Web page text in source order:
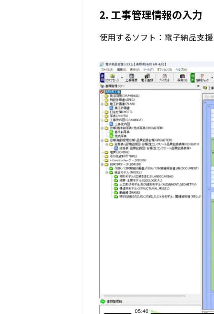
2. 工事管理情報の入力
使用するソフト：電子納品支